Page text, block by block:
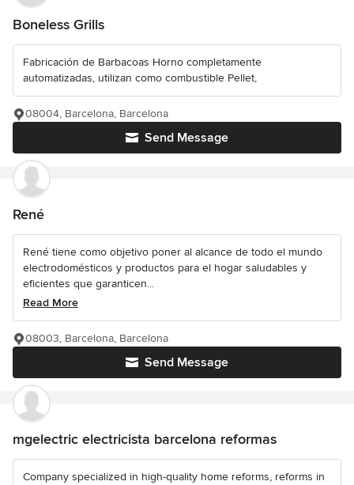
Boneless Grills
Fabricación de Barbacoas Horno completamente
automatizadas, utilizan como combustible Pellet,
Send Message
08004, Barcelona, Barcelona
René
René tiene como objetivo poner al alcance de todo el mundo
electrodomésticos y productos para el hogar saludables y
eficientes que garanticen...
Read More
Send Message
08003, Barcelona, Barcelona
mgelectric electricista barcelona reformas
Company specialized in high-quality home reforms, reforms in